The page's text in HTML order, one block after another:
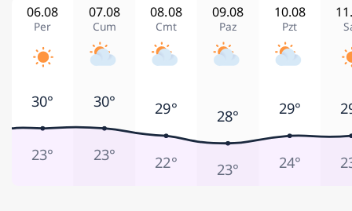
Per
06.08
Cum
07.08
Cmt
08.08
Paz
09.08
Pzt
10.08
30°
23°
30°
23°
29°
22°
28°
23°
29°
24°